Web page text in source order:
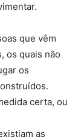
que vêm
os quais não
os
certa, ou
as